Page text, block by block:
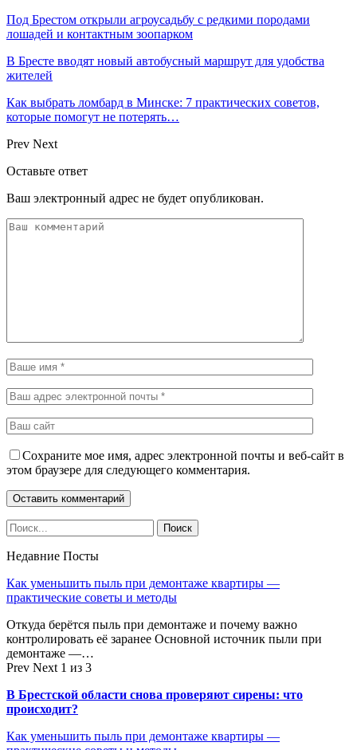
Под Брестом открыли агроусадьбу с редкими породами
лошадей и контактным зоопарком
В Бресте вводят новый автобусный маршрут для удобства
жителей
Как выбрать ломбард в Минске: 7 практических советов,
которые помогут не потерять…
Prev Next
Оставьте ответ
Ваш электронный адрес не будет опубликован.
Сохраните мое имя, адрес электронной почты и веб-сайт в
этом браузере для следующего комментария.
Недавние Посты
Как уменьшить пыль при демонтаже квартиры —
практические советы и методы
Откуда берётся пыль при демонтаже и почему важно
контролировать её заранее Основной источник пыли при
демонтаже —…
Prev Next 1 из 3
В Брестской области снова проверяют сирены: что
происходит?
Как уменьшить пыль при демонтаже квартиры —